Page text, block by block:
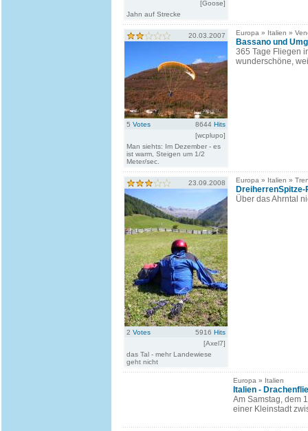
[Goose]
Jahn auf Strecke
20.03.2007
5 Votes 8644 Hits
[wcplupo]
Man siehts: Im Dezember - es
ist warm, Steigen um 1/2
Meter/sec.
Europa » Italien »
Bassano und
365 Tage Fliegen
wunderschöne,
23.09.2008
2 Votes 5916 Hits
[Axel7]
das Tal - mehr Landewiese
geht nicht
Europa » Italien »
Über das Ahrntal
Europa » Italien
Italien -
Am Samstag, dem
einer Kleinstadt